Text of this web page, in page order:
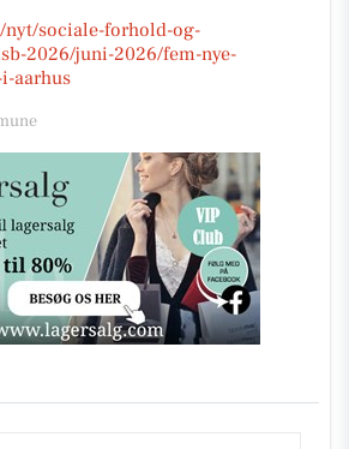
nyt/sociale-forhold-og-
2026/juni-2026/fem-nye-
aarhus